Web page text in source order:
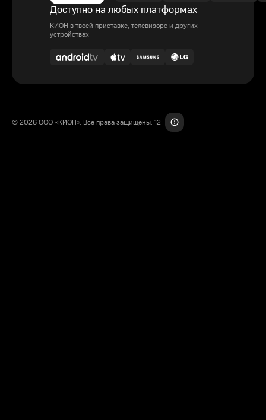
Доступно на любых платформах
КИОН в твоей приставке, телевизоре и других
устройствах
© 2026 ООО «КИОН». Все права защищены. 12+